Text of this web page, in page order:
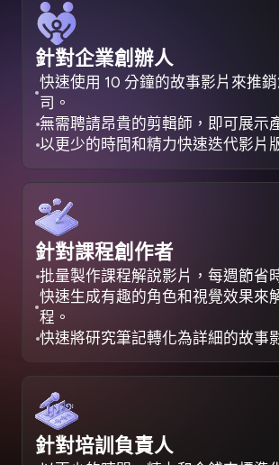
針對企業創辦人
快速使用 10 分鐘的故事影片來推
司。
無需聘請昂貴的剪輯師，即可展示
以更少的時間和精力快速迭代影片
針對課程創作者
批量製作課程解說影片，每週節省
快速生成有趣的角色和視覺效果來
程。
快速將研究筆記轉化為詳細的故事
針對培訓負責人